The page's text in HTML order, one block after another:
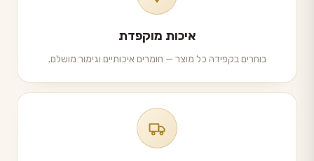
איכות מוקפדת
בוחרים בקפידה כל מוצר — חומרים איכותיים וגימור מושלם.